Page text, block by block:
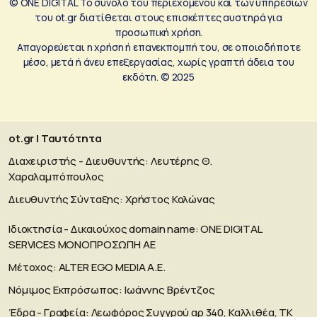
του ot.gr διατίθεται στους επισκέπτες αυστηρά για
προσωπική χρήση.
Απαγορεύεται η χρήση ή επανεκπομπή του, σε οποιοδήποτε
μέσο, μετά ή άνευ επεξεργασίας, χωρίς γραπτή άδεια του
εκδότη. © 2025
ot.gr | Ταυτότητα
Διαχειριστής - Διευθυντής: Λευτέρης Θ.
Χαραλαμπόπουλος
Διευθυντής Σύνταξης: Χρήστος Κολώνας
Ιδιοκτησία - Δικαιούχος domain name: ΟΝΕ DIGITAL
SERVICES MONOΠΡΟΣΩΠΗ ΑΕ
Μέτοχος: ALTER EGO MEDIA A.E.
Νόμιμος Εκπρόσωπος: Ιωάννης Βρέντζος
Έδρα - Γραφεία: Λεωφόρος Συγγρού αρ 340, Καλλιθέα, ΤΚ